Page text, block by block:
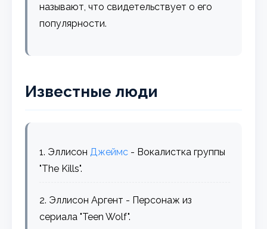
называют, что свидетельствует о его
популярности.
Известные люди
1. ЭллисонДжеймс - Вокалистка группы
"The Kills".
2. Эллисон Аргент - Персонаж из
сериала "Teen Wolf".